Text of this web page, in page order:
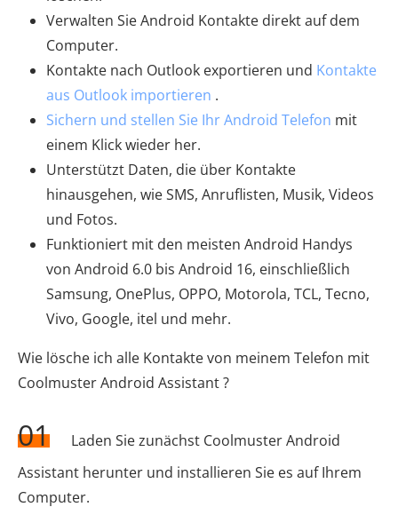
Verwalten Sie Android Kontakte direkt auf dem
Computer.
Kontakte nach Outlook exportieren und Kontakte
aus Outlook importieren .
Sichern und stellen Sie Ihr Android Telefon mit
einem Klick wieder her.
Unterstützt Daten, die über Kontakte
hinausgehen, wie SMS, Anruflisten, Musik, Videos
und Fotos.
Funktioniert mit den meisten Android Handys
von Android 6.0 bis Android 16, einschließlich
Samsung, OnePlus, OPPO, Motorola, TCL, Tecno,
Vivo, Google, itel und mehr.
Wie lösche ich alle Kontakte von meinem Telefon mit
Coolmuster Android Assistant ?
01
Laden Sie zunächst Coolmuster Android
Assistant herunter und installieren Sie es auf Ihrem
Computer.